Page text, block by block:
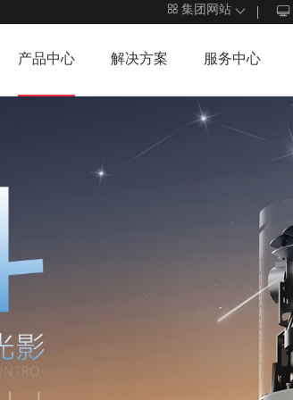
集团网站
产品中心 解决方案 服务中心